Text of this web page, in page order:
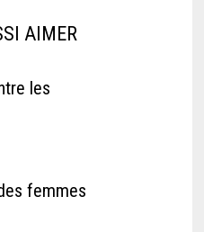
AIMER
les
femmes